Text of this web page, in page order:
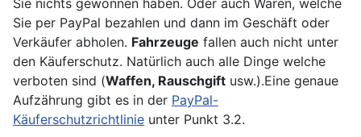
Sie nichts gewonnen haben. Oder auch Waren, welche
Sie per PayPal bezahlen und dann im Geschäft oder
Verkäufer abholen. Fahrzeuge fallen auch nicht unter
den Käuferschutz. Natürlich auch alle Dinge welche
verboten sind (Waffen, Rauschgift usw.).Eine genaue
Aufzährung gibt es in der PayPal-
Käuferschutzrichtlinie unter Punkt 3.2.